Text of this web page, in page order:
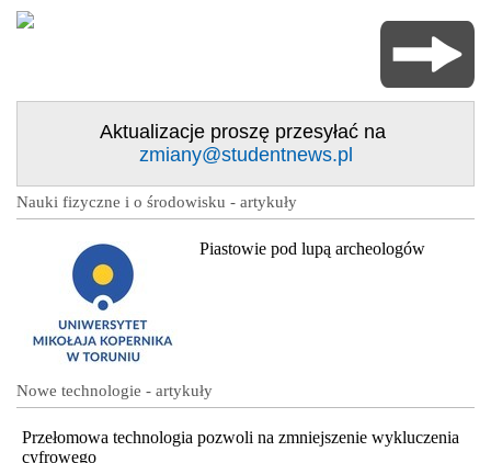
Aktualizacje proszę przesyłać na
zmiany@studentnews.pl
Nauki fizyczne i o środowisku - artykuły
Piastowie pod lupą archeologów
Nowe technologie - artykuły
Przełomowa technologia pozwoli na zmniejszenie wykluczenia
cyfrowego